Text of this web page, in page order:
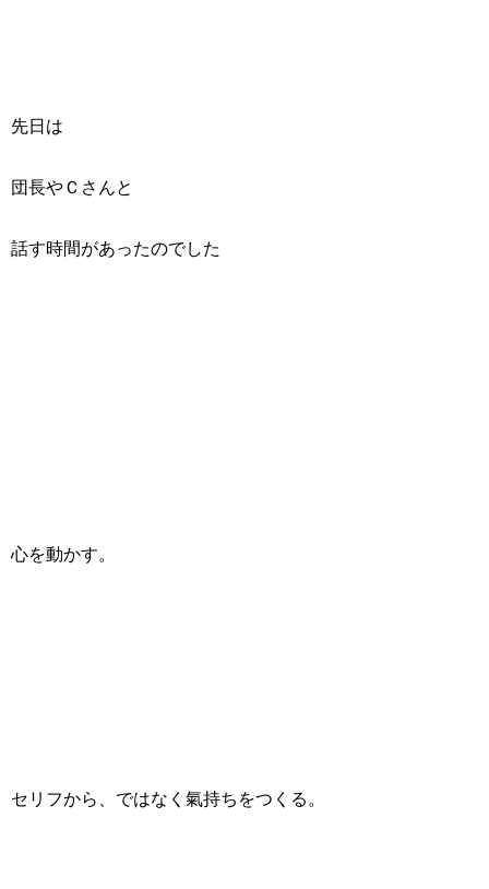
先日は
団長やＣさんと
話す時間があったのでした
心を動かす。
セリフから、ではなく氣持ちをつくる。